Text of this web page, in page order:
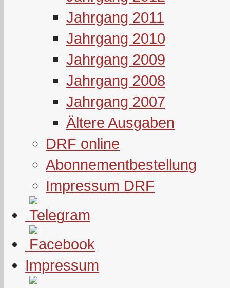
Jahrgang 2011
Jahrgang 2010
Jahrgang 2009
Jahrgang 2008
Jahrgang 2007
Ältere Ausgaben
DRF online
Abonnementbestellung
Impressum DRF
Impressum